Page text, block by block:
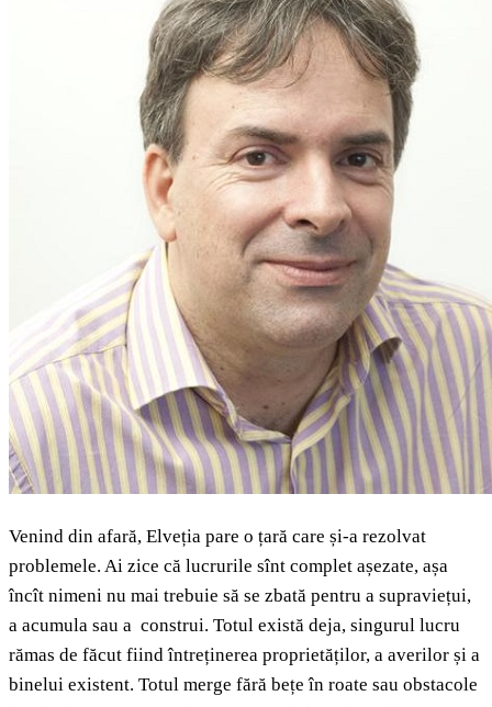
Venind din afară, Elveția pare o țară care și-a rezolvat
problemele. Ai zice că lucrurile sînt complet așezate, așa
încît nimeni nu mai trebuie să se zbată pentru a supraviețui,
a acumula sau a construi. Totul există deja, singurul lucru
rămas de făcut fiind întreținerea proprietăților, a averilor și a
binelui existent. Totul merge fără bețe în roate sau obstacole